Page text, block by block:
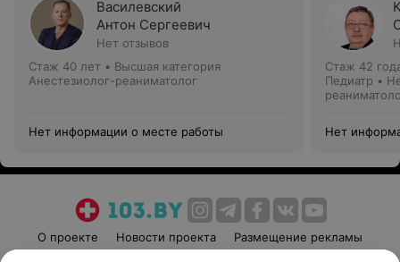
Василевский
Антон Сергеевич
Нет отзывов
Стаж 40 лет • Высшая категория
Анестезиолог-реаниматолог
Нет информации о месте работы
Стаж 42
Педиатр •
Нет
О проекте Новости проекта
Размещение рекламы